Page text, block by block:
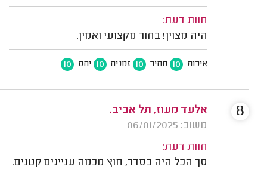
חוות דעת:
היה מצוין! בחור מקצועי ואמין.
איכות 10 מחיר 10 זמנים 10 יחס 10
אלעד מעוז, תל אביב.
משוב: 06/01/2025
חוות דעת:
סך הכל היה בסדר, חוץ מכמה עניינים קטנים.
8